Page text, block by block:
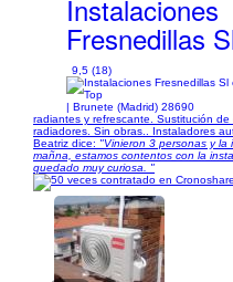
Instalaciones
Fresnedillas
9,5 (18)
| Brunete (Madrid) 28690
radiantes y refrescante. Sustitución
radiadores. Sin obras.. Instaladores
Beatriz dice: "Vinieron 3 personas y la
mañna, estamos contentos con la
quedado muy curiosa. "